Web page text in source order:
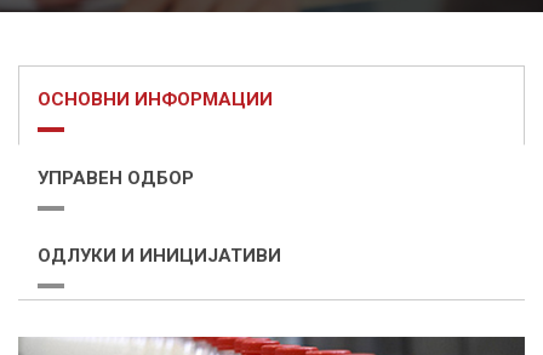
ОСНОВНИ ИНФОРМАЦИИ
УПРАВЕН ОДБОР
ОДЛУКИ И ИНИЦИЈАТИВИ